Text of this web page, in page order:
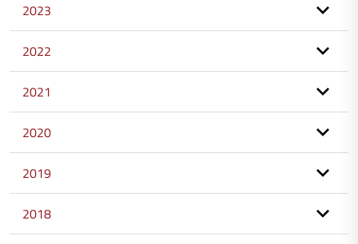
2023
2022
2021
2020
2019
2018